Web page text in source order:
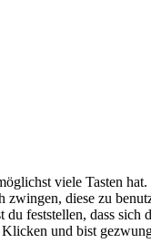
viele Tasten hat.
diese zu
feststellen, dass
und bist